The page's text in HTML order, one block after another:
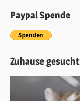
Paypal Spende
Zuhause gesucht